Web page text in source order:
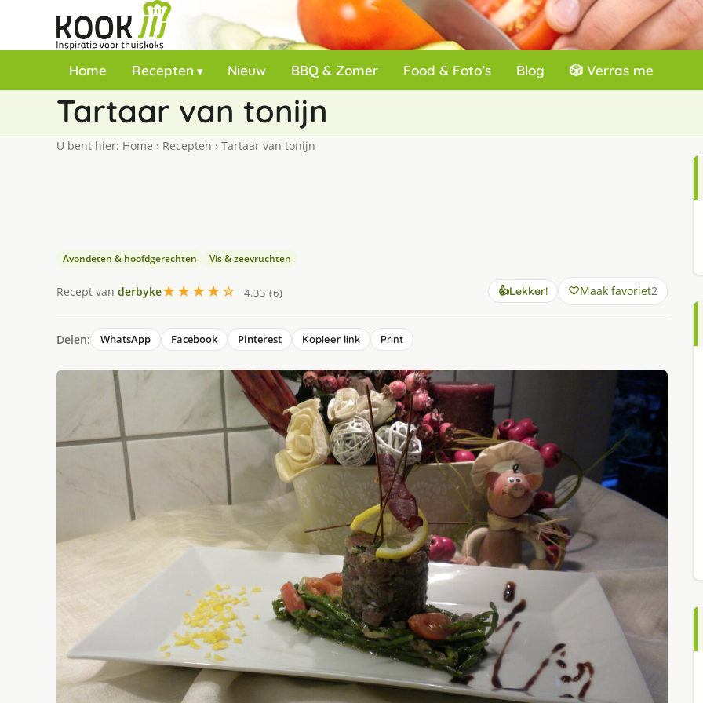
Home Recepten Nieuw BBQ & Zomer Food & Foto’s Blog 🎲 Verras me
Tartaar van tonijn
U bent hier: Home › Recepten › Tartaar van tonijn
Avondeten & hoofdgerechten Vis & zeevruchten
Recept van derbyke★★★★☆ 4.33 (6) 👍Lekker! Maak favoriet2
Delen: WhatsApp Facebook Pinterest Kopieer link Print